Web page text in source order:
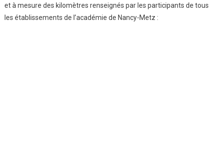
Février)
et à mesure des kilomètres renseignés par les participants de tous
les établissements de l’académie de Nancy-Metz :